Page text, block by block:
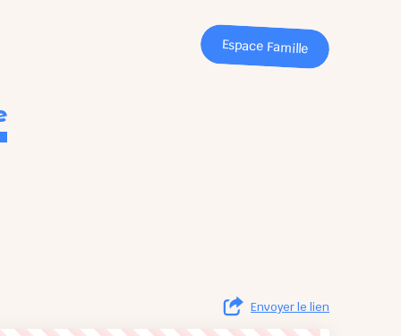
Espace Famille
Envoyer le lien